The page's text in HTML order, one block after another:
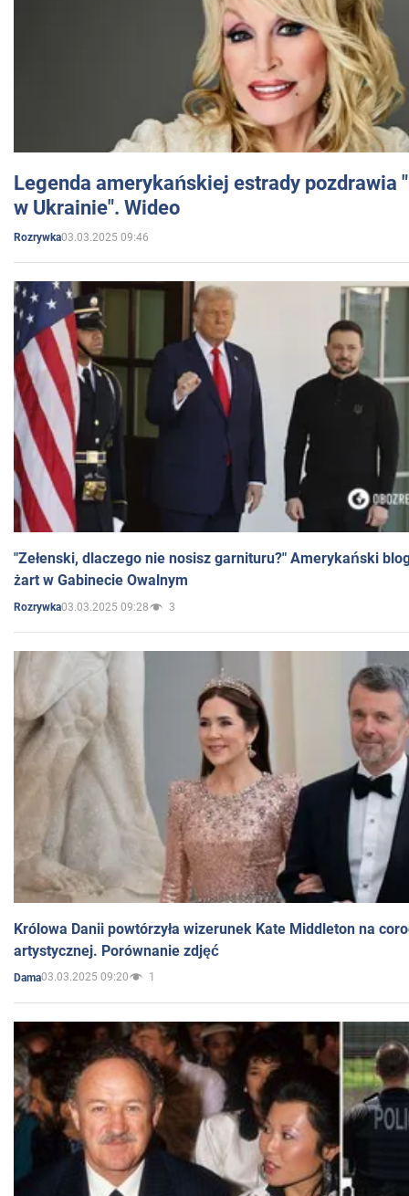
Legenda amerykańskiej estrady pozdrawia
w Ukrainie". Wideo
Rozrywka03.03.2025 09:46
"Zełenski, dlaczego nie nosisz garnituru?" Amerykański
żart w Gabinecie Owalnym
Rozrywka03.03.2025 09:28 3
Królowa Danii powtórzyła wizerunek Kate Middleton na
artystycznej. Porównanie zdjęć
Dama03.03.2025 09:20 1